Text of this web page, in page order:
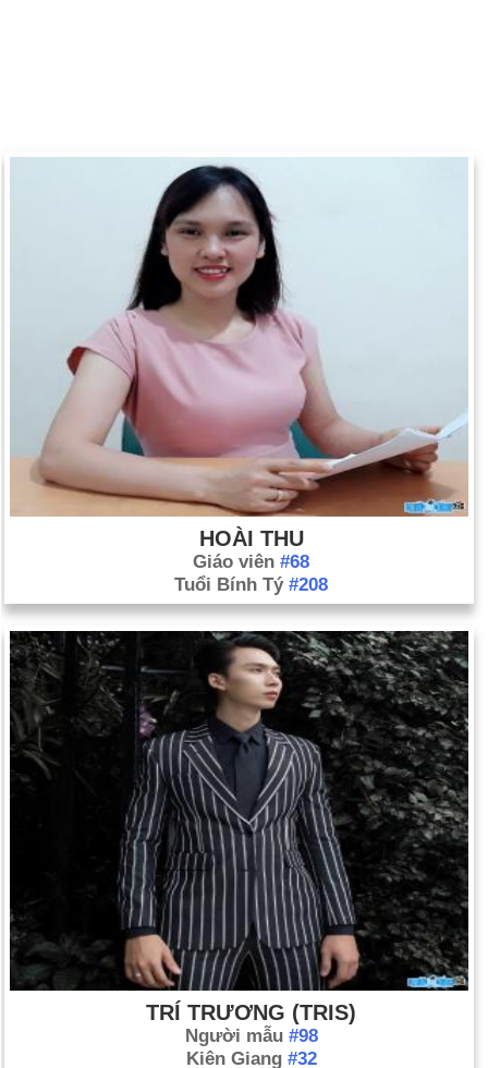
HOÀI THU
Giáo viên #68
Tuổi Bính Tý #208
TRÍ TRƯƠNG (TRIS)
Người mẫu #98
Kiên Giang #32